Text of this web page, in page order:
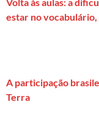
estar no vocabulário,
A participação
Terra